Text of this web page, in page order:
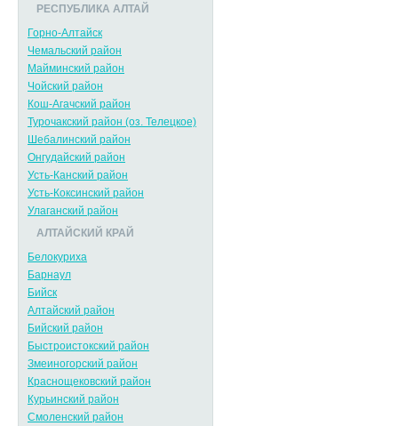
РЕСПУБЛИКА АЛТАЙ
Горно-Алтайск
Чемальский район
Майминский район
Чойский район
Кош-Агачский район
Турочакский район (оз. Телецкое)
Шебалинский район
Онгудайский район
Усть-Канский район
Усть-Коксинский район
Улаганский район
АЛТАЙСКИЙ КРАЙ
Белокуриха
Барнаул
Бийск
Алтайский район
Бийский район
Быстроистокский район
Змеиногорский район
Краснощековский район
Курьинский район
Смоленский район